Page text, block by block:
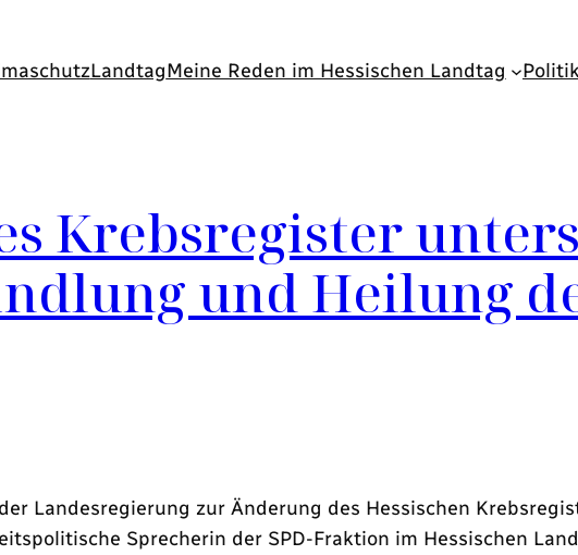
LandtagMeine Reden im Hessischen Landtag Politik
Krebsregister
und Heilung
Landesregierung zur Änderung des Hessischen
Sprecherin der SPD-Fraktion im Hessischen